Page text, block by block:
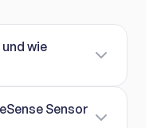
wie
Sensor